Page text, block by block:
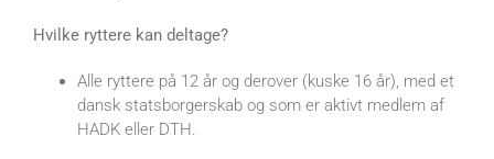
Hvilke ryttere kan deltage?
Alle ryttere på 12 år og derover (kuske 16 år), med et
dansk statsborgerskab og som er aktivt medlem af
HADK eller DTH.